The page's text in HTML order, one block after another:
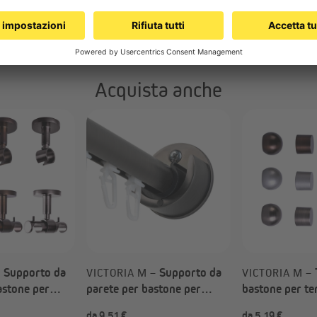
Acquista anche
Supporto da
per
VICTORIA M – Supporto da
parete per bastone per
VICTORIA M –
bastone per